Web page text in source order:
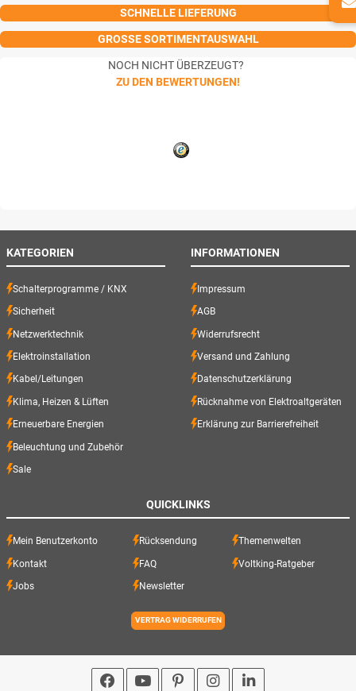
SCHNELLE LIEFERUNG
GROSSE SORTIMENTAUSWAHL
NOCH NICHT ÜBERZEUGT?
ZU DEN BEWERTUNGEN!
KATEGORIEN
Schalterprogramme / KNX
Sicherheit
Netzwerktechnik
Elektroinstallation
Kabel/Leitungen
Klima, Heizen & Lüften
Erneuerbare Energien
Beleuchtung und Zubehör
Sale
INFORMATIONEN
Impressum
AGB
Widerrufsrecht
Versand und Zahlung
Datenschutzerklärung
Rücknahme von Elektroaltgeräten
Erklärung zur Barrierefreiheit
QUICKLINKS
Mein Benutzerkonto Rücksendung Themenwelten
Kontakt FAQ Voltking-Ratgeber
Jobs Newsletter
VERTRAG WIDERRUFEN